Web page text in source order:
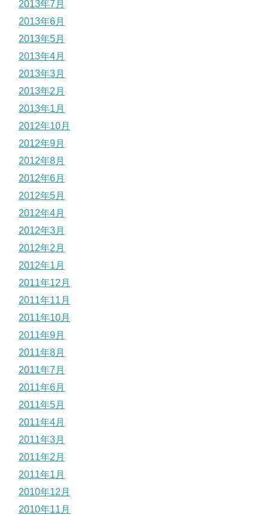
2013年7月
2013年6月
2013年5月
2013年4月
2013年3月
2013年2月
2013年1月
2012年10月
2012年9月
2012年8月
2012年6月
2012年5月
2012年4月
2012年3月
2012年2月
2012年1月
2011年12月
2011年11月
2011年10月
2011年9月
2011年8月
2011年7月
2011年6月
2011年5月
2011年4月
2011年3月
2011年2月
2011年1月
2010年12月
2010年11月